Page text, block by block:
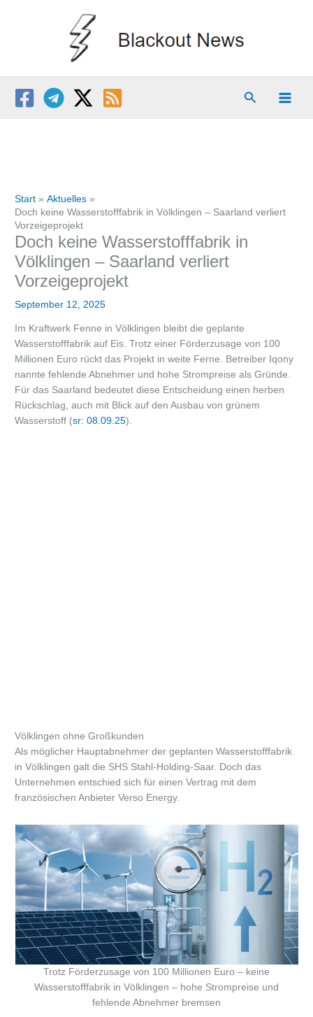
Suchen
Start
Aktuelles
Doch keine Wasserstofffabrik in Völklingen – Saarland verliert
Vorzeigeprojekt
Doch keine Wasserstofffabrik in
Völklingen – Saarland verliert
Vorzeigeprojekt
September 12, 2025
Im Kraftwerk Fenne in Völklingen bleibt die geplante
Wasserstofffabrik auf Eis. Trotz einer Förderzusage von 100
Millionen Euro rückt das Projekt in weite Ferne. Betreiber Iqony
nannte fehlende Abnehmer und hohe Strompreise als Gründe.
Für das Saarland bedeutet diese Entscheidung einen herben
Rückschlag, auch mit Blick auf den Ausbau von grünem
Wasserstoff (sr: 08.09.25).
Völklingen ohne Großkunden
Als möglicher Hauptabnehmer der geplanten Wasserstofffabrik
in Völklingen galt die SHS Stahl-Holding-Saar. Doch das
Unternehmen entschied sich für einen Vertrag mit dem
französischen Anbieter Verso Energy.
Trotz Förderzusage von 100 Millionen Euro – keine
Wasserstofffabrik in Völklingen – hohe Strompreise und
fehlende Abnehmer bremsen